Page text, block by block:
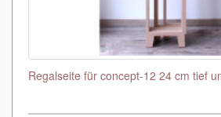
Regalseite für concept-12 24 cm tief